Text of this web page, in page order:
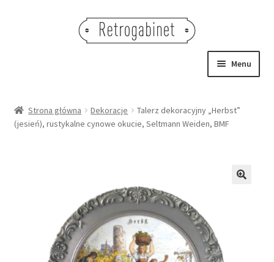
Menu
OBRAZY
OŚWIETLENIE
Strona główna Dekoracje
Talerz dekoracyjny „Herbst”
(jesień), rustykalne cynowe okucie, Seltmann Weiden, BMF